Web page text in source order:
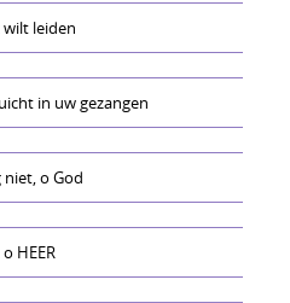
wilt leiden
in uw gezangen
niet, o God
HEER